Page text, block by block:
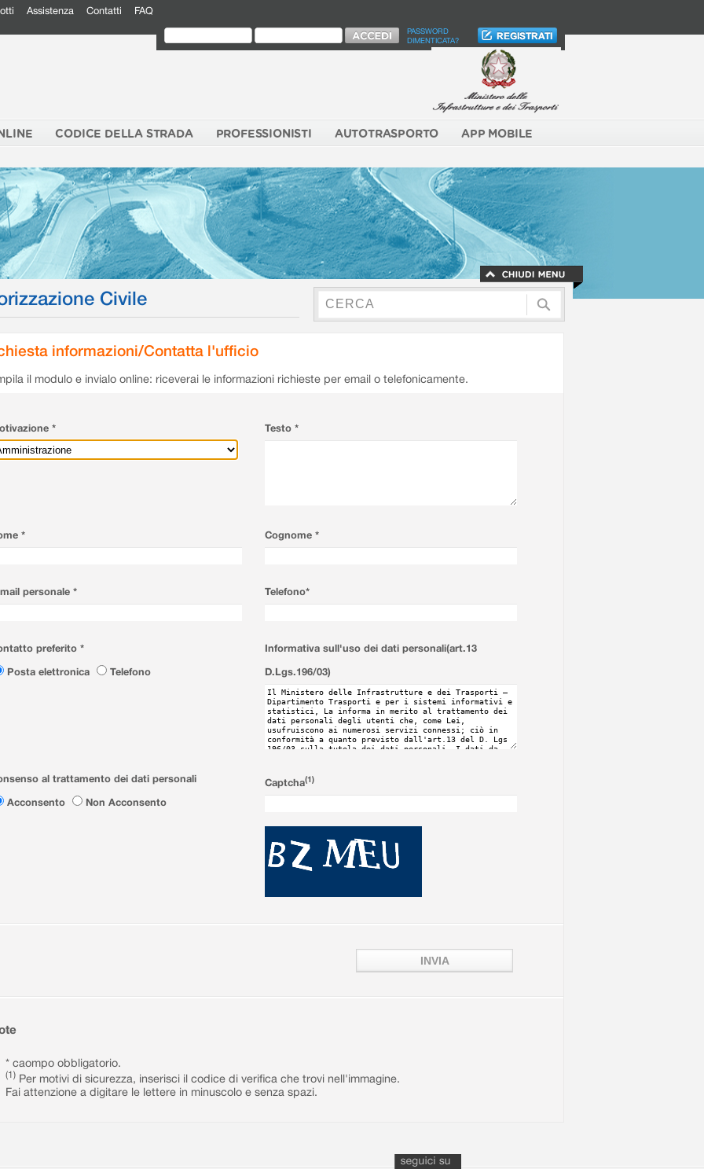
Assistenza Contatti FAQ
PASSWORD
DIMENTICATA?
CODICE DELLA STRADA PROFESSIONISTI AUTOTRASPORTO APP MOBILE
Civile
informazioni/Contatta l'ufficio
il modulo e invialo online: riceverai le informazioni richieste per email o telefonicamente.
* Testo *
* Cognome *
personale * Telefono*
preferito *
Posta elettronica
Telefono
Informativa sull'uso dei dati personali(art.13
D.Lgs.196/03)
al trattamento dei dati personali
Acconsento
Non Acconsento
Captcha(1)
* caompo obbligatorio.
(1) Per motivi di sicurezza, inserisci il codice di verifica che trovi nell'immagine.
Fai attenzione a digitare le lettere in minuscolo e senza spazi.